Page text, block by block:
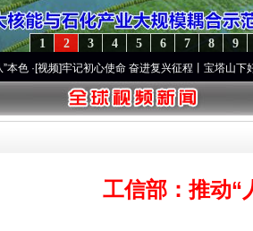
9
8
7
6
5
4
3
2
1
]牢记初心使命 奋进复兴征程丨宝塔山下好光景..·[
工信部：推动“